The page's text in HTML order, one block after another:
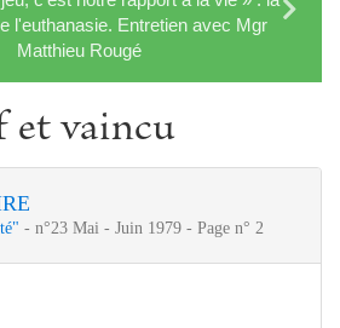
l'euthanasie. Entretien avec Mgr
Matthieu Rougé
et vaincu
- n°23 Mai - Juin 1979 - Page n° 2